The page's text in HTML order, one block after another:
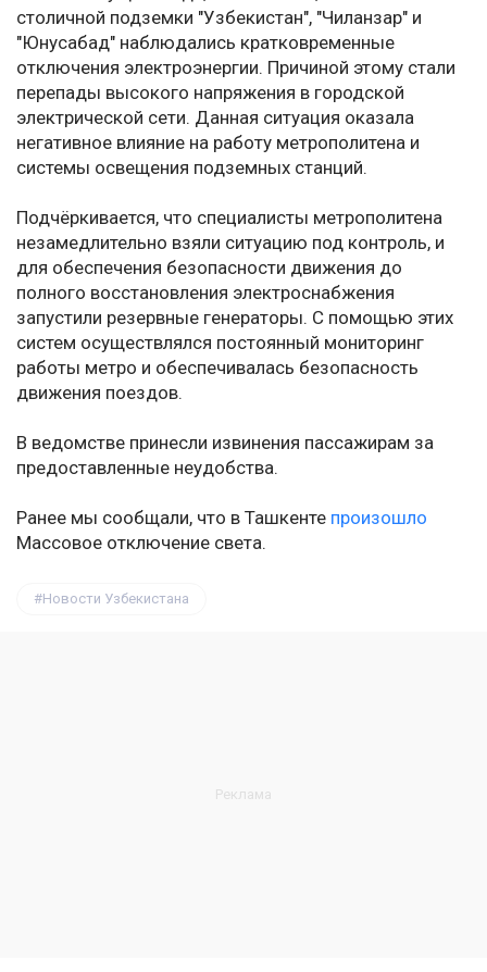
столичной подземки "Узбекистан", "Чиланзар" и
"Юнусабад" наблюдались кратковременные
отключения электроэнергии. Причиной этому стали
перепады высокого напряжения в городской
электрической сети. Данная ситуация оказала
негативное влияние на работу метрополитена и
системы освещения подземных станций.
Подчёркивается, что специалисты метрополитена
незамедлительно взяли ситуацию под контроль, и
для обеспечения безопасности движения до
полного восстановления электроснабжения
запустили резервные генераторы. С помощью этих
систем осуществлялся постоянный мониторинг
работы метро и обеспечивалась безопасность
движения поездов.
В ведомстве принесли извинения пассажирам за
предоставленные неудобства.
Ранее мы сообщали, что в Ташкенте произошло
Массовое отключение света.
Новости Узбекистана